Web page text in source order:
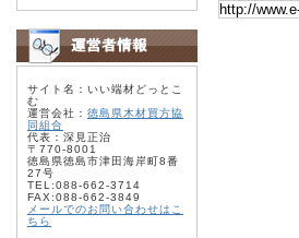
サイト名：いい端材どっとこ
む
運営会社： 徳島県木材買方協
同組合
代表：深見正治
〒770-8001
徳島県徳島市津田海岸町8番
27号
TEL:088-662-3714
FAX:088-662-3849
メールでのお問い合わせはこ
ちら